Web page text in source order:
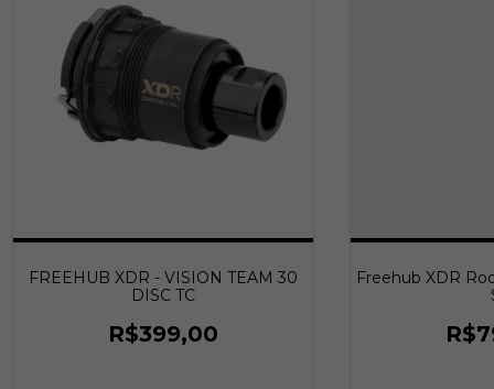
FREEHUB XDR - VISION TEAM 30
DISC TC
R$399,00
Freehub XDR